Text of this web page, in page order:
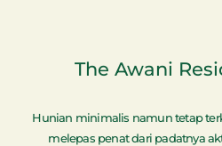
The Awani
Hunian minimalis namun tetap
melepas penat dari padatnya